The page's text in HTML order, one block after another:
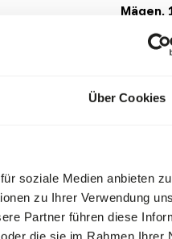
Über Cookies
soziale Medien anbieten
zu Ihrer Verwendung
Partner führen diese
die sie im Rahmen Ihrer
Mägen,
KB RAW
ernahrungsinformationen/
Rohfutter. Bitte beachten
raw-right.eu).